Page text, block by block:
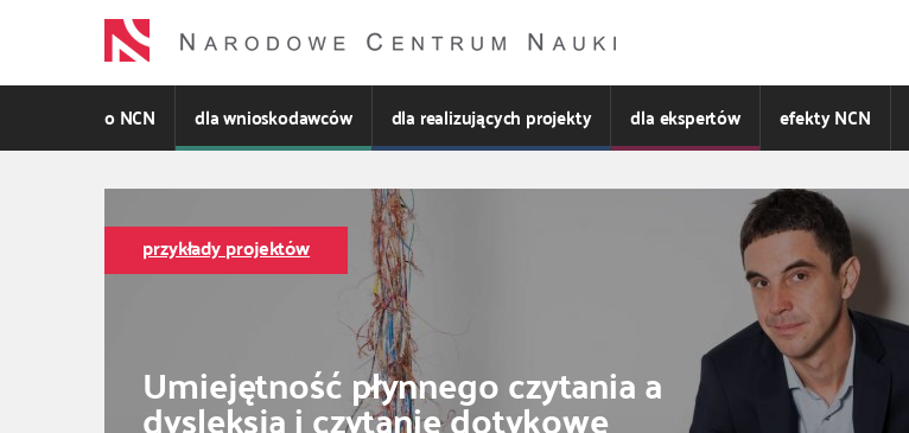
o NCN dla wnioskodawców dla realizujących projekty dla ekspertów efekty NCN
przykłady projektów
Umiejętność płynnego czytania a
dysleksja i czytanie dotykowe